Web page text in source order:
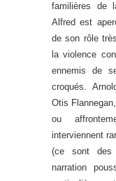
familières de
Alfred est
de son rôle
la violence
ennemis de
croqués.
Otis
ou
interviennent
(ce sont des
narration